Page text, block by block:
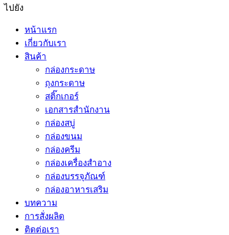
ไปยัง
หน้าแรก
เกี่ยวกับเรา
สินค้า
กล่องกระดาษ
ถุงกระดาษ
สติ๊กเกอร์
เอกสารสำนักงาน
กล่องสบู่
กล่องขนม
กล่องครีม
กล่องเครื่องสำอาง
กล่องบรรจุภัณฑ์
กล่องอาหารเสริม
บทความ
การสั่งผลิด
ติดต่อเรา